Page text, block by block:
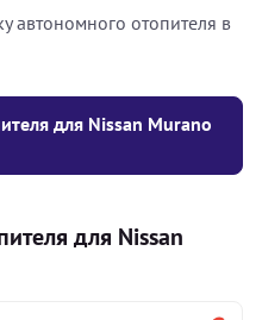
автономного отопителя в
для Nissan Murano
для Nissan